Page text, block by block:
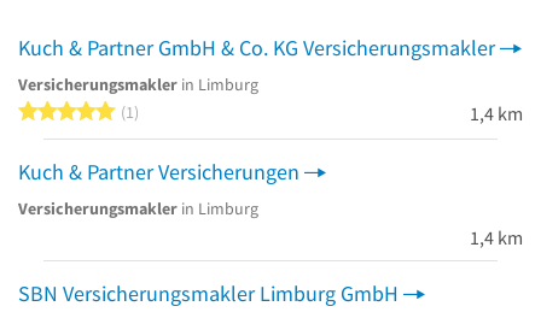
Kuch & Partner GmbH & Co. KG Versicherungsmakler
Versicherungsmakler in Limburg
5 von 5 Sternen
1 1,4 km
Kuch & Partner Versicherungen
Versicherungsmakler in Limburg
1,4 km
SBN Versicherungsmakler Limburg GmbH